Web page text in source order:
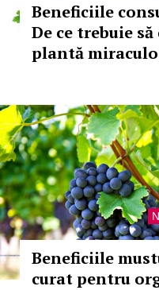
Beneficiile
De ce trebuie
plantă
Beneficiile
curat pentru